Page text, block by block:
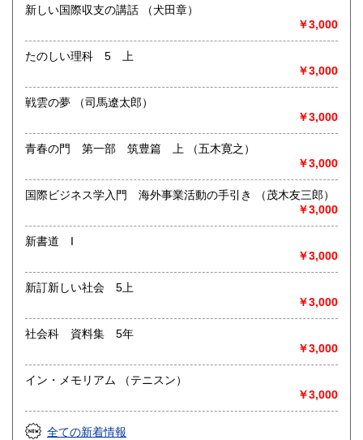
取り扱い分野
総記、哲学宗教、歴史、社会科学、自然科学、美術工芸、国
語国文、外国文学、古典籍、近代文献、趣味、外国書、サブ
カルチャー、古書一般（その他）
新しい国際収支の講話 （犬田章）
￥3,000
たのしい理科 5 上
￥3,000
戦雲の夢 （司馬遼太郎）
￥3,000
青春の門 第一部 筑豊篇 上 （五木寛之）
￥3,000
国際ビジネス学入門 海外事業活動の手引き （茂木友三郎）
￥3,000
新書道 I
￥3,000
新訂新しい社会 5上
￥3,000
社会科 資料集 5年
￥3,000
イン・メモリアム （テニスン）
￥3,000
全ての新着情報